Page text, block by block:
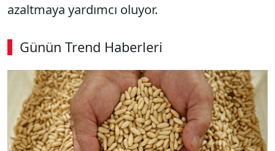
azaltmaya yardımcı oluyor.
Günün Trend Haberleri
00:02 / 08:43
Sesi Aç